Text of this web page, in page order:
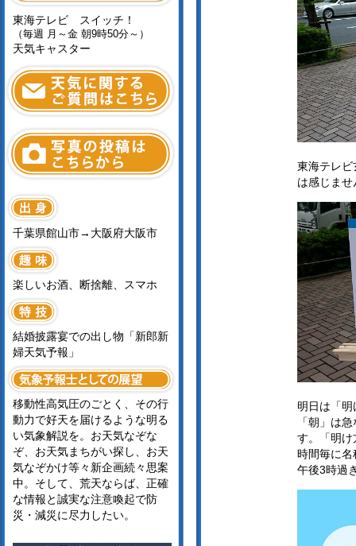
東海テレ
は感じませ
明日は「
「朝」は
す。「明け
時間毎に名
午後3時過
東海テレビ スイッチ！
（毎週 月～金 朝9時50分～）
天気キャスター
千葉県館山市→大阪府大阪市
楽しいお酒、断捨離、スマホ
結婚披露宴での出し物「新郎新
婦天気予報」
移動性高気圧のごとく、その行
動力で好天を届けるような明る
い気象解説を。お天気なぞな
ぞ、お天気まちがい探し、お天
気なぞかけ等々新企画続々思案
中。そして、荒天ならば、正確
な情報と誠実な注意喚起で防
災・減災に尽力したい。